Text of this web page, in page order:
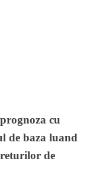
cu
de baza luand
de